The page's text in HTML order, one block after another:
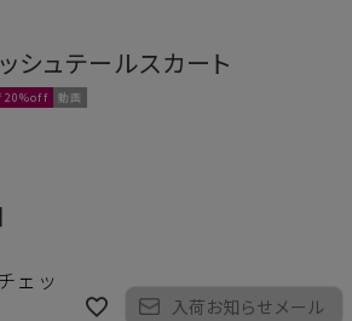
シュテールスカート
20%off 動画
ェッ
入荷お知らせメール